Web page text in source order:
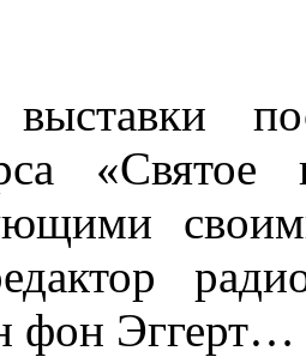
выставки
фон Эггерт…